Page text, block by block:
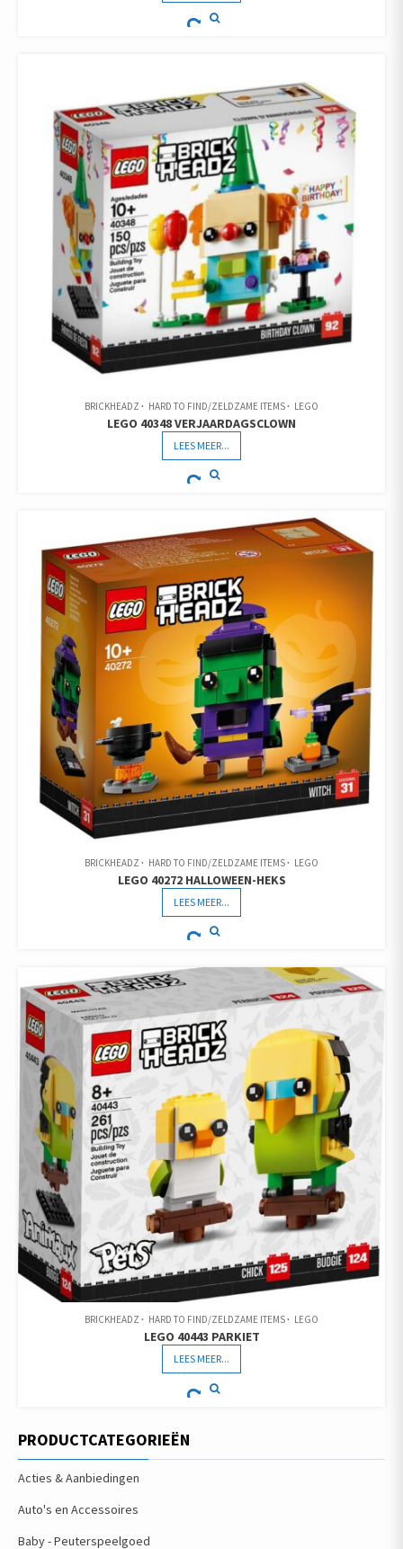
BRICKHEADZ HARD TO FIND/ZELDZAME ITEMS LEGO
LEGO 40348 VERJAARDAGSCLOWN
LEES MEER...
BRICKHEADZ HARD TO FIND/ZELDZAME ITEMS LEGO
LEGO 40272 HALLOWEEN-HEKS
LEES MEER...
BRICKHEADZ HARD TO FIND/ZELDZAME ITEMS LEGO
LEGO 40443 PARKIET
LEES MEER...
PRODUCTCATEGORIEËN
Acties & Aanbiedingen
Auto's en Accessoires
Baby - Peuterspeelgoed